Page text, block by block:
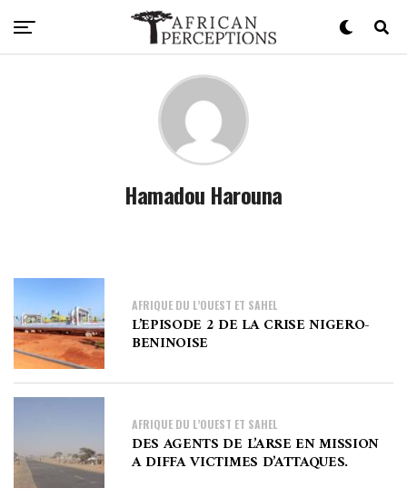
Hamadou Harouna
AFRIQUE DU L’OUEST ET SAHEL
L’EPISODE 2 DE LA CRISE NIGERO-
BENINOISE
AFRIQUE DU L’OUEST ET SAHEL
DES AGENTS DE L’ARSE EN MISSION
A DIFFA VICTIMES D’ATTAQUES.